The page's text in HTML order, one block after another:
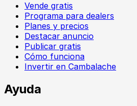
Vende gratis
Programa para dealers
Planes y precios
Destacar anuncio
Publicar gratis
Cómo funciona
Invertir en Cambalache
Ayuda